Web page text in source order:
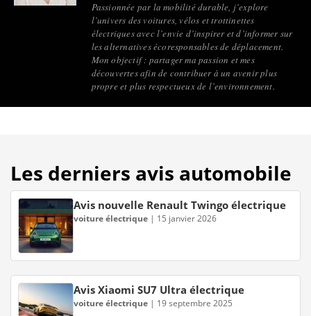
Passionnée par la mobilité durable, j’explore
l’univers des voitures, vélos et trottinettes
électriques avec l’envie d’inspirer et d’informer sur
les alternatives écoresponsables de déplacement.
Mon objectif : partager ma passion et mes
découvertes afin de contribuer à un avenir plus
propre et plus respectueux de l’environnement.
Les derniers avis automobile
Avis nouvelle Renault Twingo électrique
voiture électrique | 15 janvier 2026
Avis Xiaomi SU7 Ultra électrique
voiture électrique | 19 septembre 2025